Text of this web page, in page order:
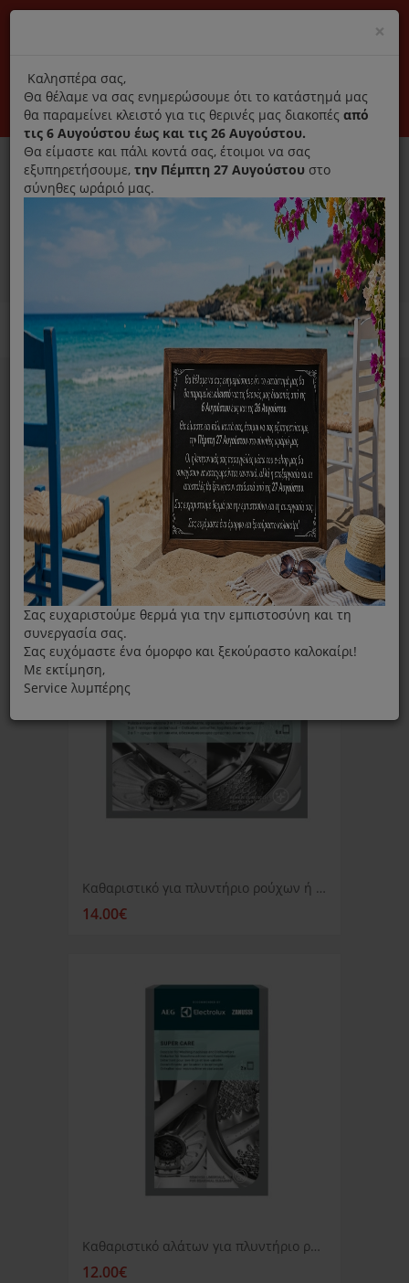
Αποκλειστικά γνήσια ανταλλακτικά
Σύνδεση Εγγραφή Εταιρεία Επικοινωνία
0
Ανταλλακτικά ηλεκτρικών συσκευών MENU
Home Καθαριστικό Για Πλυντήριο Ρούχων
ΦΊΛΤΡΑ Ταξινόμηση ανά:
Εμφάνιση:
Καθαριστικό για πλυντήριο ρούχων ή πιάτων AEG Clean and Care
14.00€
Καθαριστικό αλάτων για πλυντήριο ρούχων ή πιάτων AEG
12.00€
×
title
Καλησπέρα σας,
Θα θέλαμε να σας ενημερώσουμε ότι το κατάστημά μας
θα παραμείνει κλειστό για τις θερινές μας διακοπές από
τις 6 Αυγούστου έως και τις 26 Αυγούστου.
Θα είμαστε και πάλι κοντά σας, έτοιμοι να σας
εξυπηρετήσουμε, την Πέμπτη 27 Αυγούστου στο
σύνηθες ωράριό μας.
Σας ευχαριστούμε θερμά για την εμπιστοσύνη και τη
συνεργασία σας.
Σας ευχόμαστε ένα όμορφο και ξεκούραστο καλοκαίρι!
Με εκτίμηση,
Service λυμπέρης